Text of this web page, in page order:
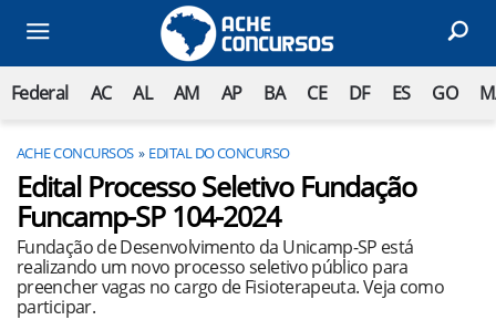
Federal AC AL AM AP BA CE DF ES GO
ACHE CONCURSOS EDITAL DO CONCURSO
Edital Processo Seletivo Fundação
Funcamp-SP 104-2024
Fundação de Desenvolvimento da Unicamp-SP está
realizando um novo processo seletivo público para
preencher vagas no cargo de Fisioterapeuta. Veja como
participar.